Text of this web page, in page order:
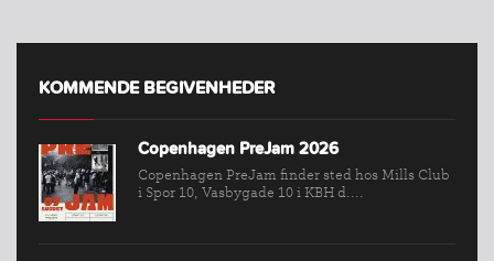
KOMMENDE BEGIVENHEDER
Copenhagen PreJam 2026
Copenhagen PreJam finder sted hos Mills Club
i Spor 10, Vasbygade 10 i KBH d....